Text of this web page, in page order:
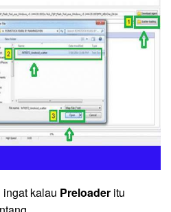
kalau Preloader itu